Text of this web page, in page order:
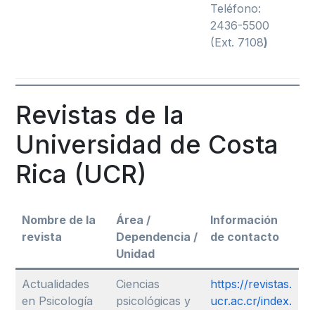
Teléfono:
2436-5500
(Ext. 7108)
Revistas de la
Universidad de Costa
Rica (UCR)
Nombre de la
revista
Área /
Dependencia /
Unidad
Información
de contacto
Actualidades
en Psicología
Ciencias
psicológicas y
https://revistas.
ucr.ac.cr/index.